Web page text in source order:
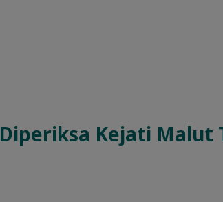
Kejati Malut